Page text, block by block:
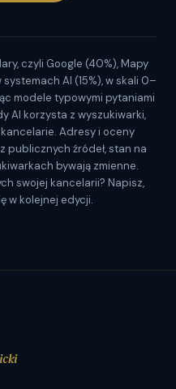
czyli Google (40%), Mapy
AI (15%), w skali 0–
modele typowymi pytaniami
AI korzysta z wyszukiwarki,
Adresy i oceny
publicznych źródeł, stan na
bywają zmienne.
swojej kancelarii? Napisz,
w kolejnej edycji.